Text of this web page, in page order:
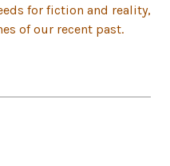
for fiction and reality,
of our recent past.